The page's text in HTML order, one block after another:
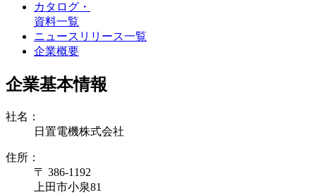
カタログ・
資料一覧
ニュースリリース一覧
企業概要
企業基本情報
社名：
日置電機株式会社
住所：
〒 386-1192
上田市小泉81